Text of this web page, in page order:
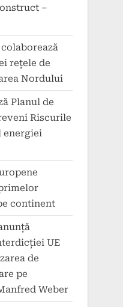
–
rețele de
Nordului
Planul de
Riscurile
energiei
continent
UE
de
pe
Weber